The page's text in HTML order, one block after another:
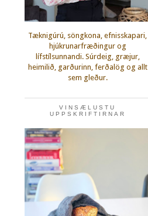
Tæknigúrú, söngkona, efnisskapari,
hjúkrunarfræðingur og
lífstílsunnandi. Súrdeig, græjur,
heimilið, garðurinn, ferðalög og allt
sem gleður.
VINSÆLUSTU
UPPSKRIFTIRNAR